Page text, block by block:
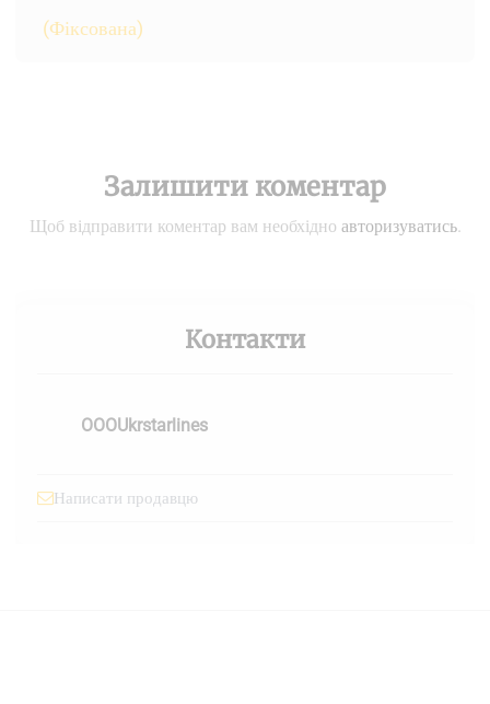
(Фіксована)
Залишити коментар
Щоб відправити коментар вам необхідно авторизуватись.
Контакти
OOOUkrstarlines
Написати продавцю